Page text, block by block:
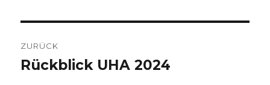
Navigation
ZURÜCK
Vorheriger
Rückblick UHA 2024